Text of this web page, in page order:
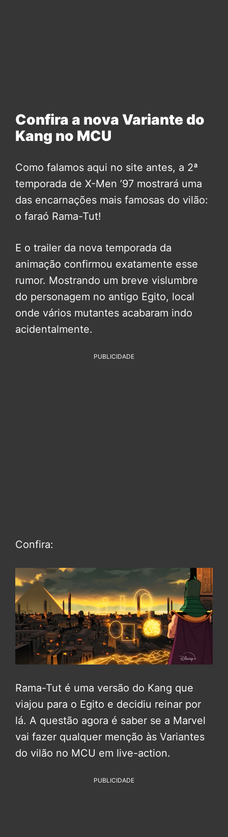
Confira a nova Variante do
Kang no MCU
Como falamos aqui no site antes, a 2ª
temporada de X-Men ’97 mostrará uma
das encarnações mais famosas do vilão:
o faraó Rama-Tut!
E o trailer da nova temporada da
animação confirmou exatamente esse
rumor. Mostrando um breve vislumbre
do personagem no antigo Egito, local
onde vários mutantes acabaram indo
acidentalmente.
PUBLICIDADE
Confira:
Rama-Tut é uma versão do Kang que
viajou para o Egito e decidiu reinar por
lá. A questão agora é saber se a Marvel
vai fazer qualquer menção às Variantes
do vilão no MCU em live-action.
PUBLICIDADE